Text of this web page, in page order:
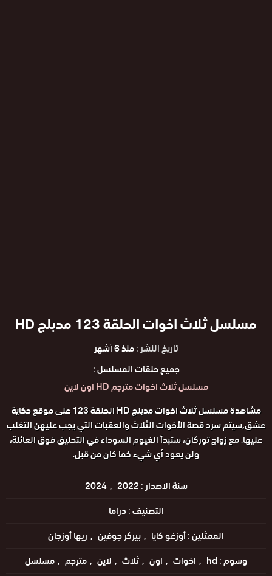
مسلسل ثلاث اخوات الحلقة 123 مدبلج HD
تاريخ النشر :منذ 6 أشهر
جميع حلقات المسلسل :
مسلسل ثلاث اخوات مترجم HD اون لاين
مشاهدة مسلسل ثلاث اخوات مدبلج HD الحلقة 123 على موقع حكاية
عشق,سيتم سرد قصة الأخوات الثلاث والعقبات التي يجب عليهن التغلب
عليها. مع زواج توركان، ستبدأ الغيوم السوداء في التحليق فوق العائلة،
ولن يعود أي شيء كما كان من قبل.
سنة الاصدار :2022
2024
التصنيف :دراما
الممثلين :أوزغو كايا بيركر جوفين
ريها أوزجان
وسوم :hd اخوات اون ثلاث لاين مترجم مسلسل